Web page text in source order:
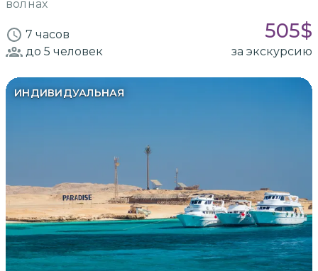
волнах
7 часов 505$
до 5 человек за экскурсию
ИНДИВИДУАЛЬНАЯ